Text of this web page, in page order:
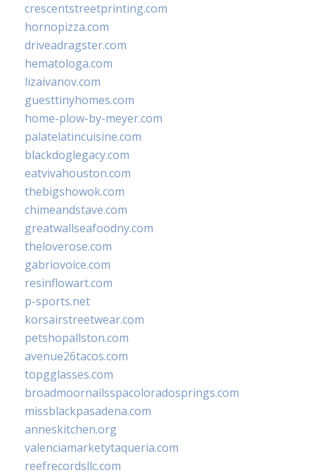
crescentstreetprinting.com
hornopizza.com
driveadragster.com
hematologa.com
lizaivanov.com
guesttinyhomes.com
home-plow-by-meyer.com
palatelatincuisine.com
blackdoglegacy.com
eatvivahouston.com
thebigshowok.com
chimeandstave.com
greatwallseafoodny.com
theloverose.com
gabriovoice.com
resinflowart.com
p-sports.net
korsairstreetwear.com
petshopallston.com
avenue26tacos.com
topgglasses.com
broadmoornailsspacoloradosprings.com
missblackpasadena.com
anneskitchen.org
valenciamarketytaqueria.com
reefrecordsllc.com